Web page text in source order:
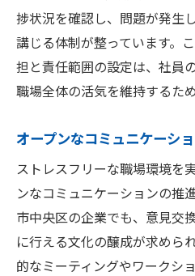
捗状況を確認し、問題が発生
講じる体制が整っています。
担と責任範囲の設定は、社員
職場全体の活気を維持するた
オープンなコミュニケーシ
ストレスフリーな職場環境を
ンなコミュニケーションの推
市中央区の企業でも、意見交
に行える文化の醸成が求めら
的なミーティングやワークシ